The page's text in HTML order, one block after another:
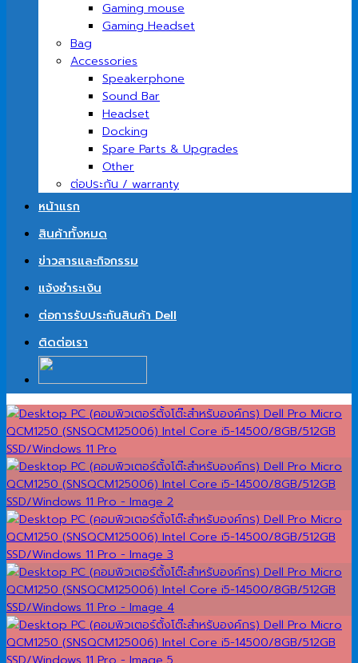
Gaming mouse
Gaming Headset
Bag
Accessories
Speakerphone
Sound Bar
Headset
Docking
Spare Parts & Upgrades
Other
ต่อประกัน / warranty
หน้าแรก
สินค้าทั้งหมด
ข่าวสารและกิจกรรม
แจ้งชำระเงิน
ต่อการรับประกันสินค้า Dell
ติดต่อเรา